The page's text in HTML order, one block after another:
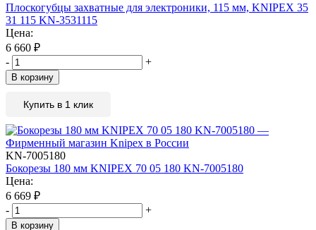
Плоскогубцы захватные для электроники, 115 мм, KNIPEX 35
31 115 KN-3531115
Цена:
6 660 ₽
-
+
В корзину
Купить в 1 клик
KN-7005180
Бокорезы 180 мм KNIPEX 70 05 180 KN-7005180
Цена:
6 669 ₽
-
+
В корзину